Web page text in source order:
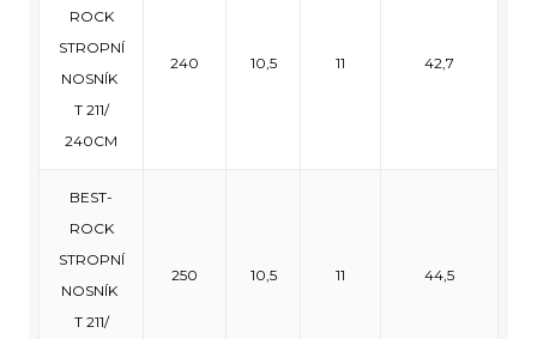
ROCK
STROPNÍ
NOSNÍK
T 211/
240CM
240 10,5 11 42,7
BEST-
ROCK
STROPNÍ
NOSNÍK
T 211/
250 10,5 11 44,5